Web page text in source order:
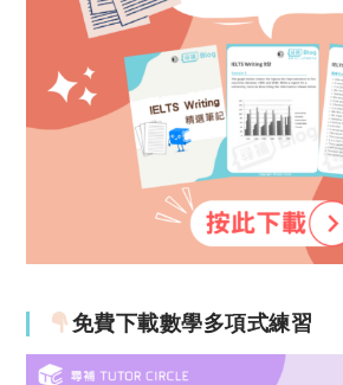
免費下載數學多項式練習